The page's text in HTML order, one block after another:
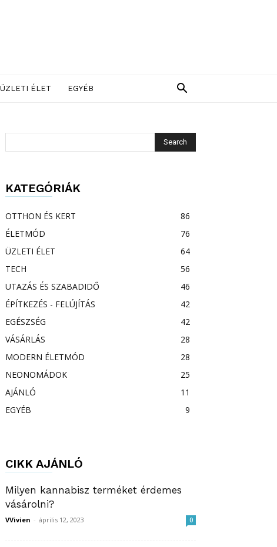
ÜZLETI ÉLET EGYÉB
KATEGÓRIÁK
OTTHON ÉS KERT
86
ÉLETMÓD
76
ÜZLETI ÉLET
64
TECH
56
UTAZÁS ÉS SZABADIDŐ
46
ÉPÍTKEZÉS - FELÚJÍTÁS
42
EGÉSZSÉG
42
VÁSÁRLÁS
28
MODERN ÉLETMÓD
28
NEONOMÁDOK
25
AJÁNLÓ
11
EGYÉB
9
CIKK AJÁNLÓ
Milyen kannabisz terméket érdemes
vásárolni?
VVivien - április 12, 2023 0